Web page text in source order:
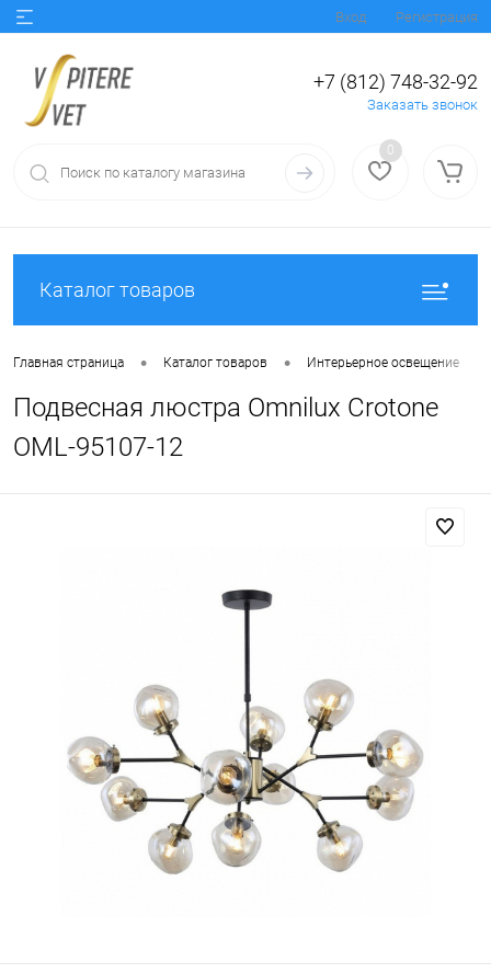
Вход Регистрация
+7 (812) 748-32-92
Заказать звонок
0
Каталог товаров
Главная страница • Каталог товаров • Интерьерное освещение
Подвесная люстра Omnilux Crotone
OML-95107-12